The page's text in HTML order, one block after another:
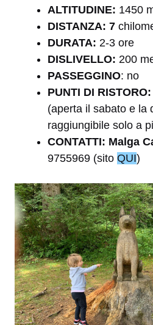
ALTITUDINE: 1450
DISTANZA: 7
DURATA: 2-3 ore
DISLIVELLO: 200
PASSEGGINO: no
PUNTI DI
(aperta il sabato e la
raggiungibile solo a
CONTATTI: Malga
9755969 (sito QUI)